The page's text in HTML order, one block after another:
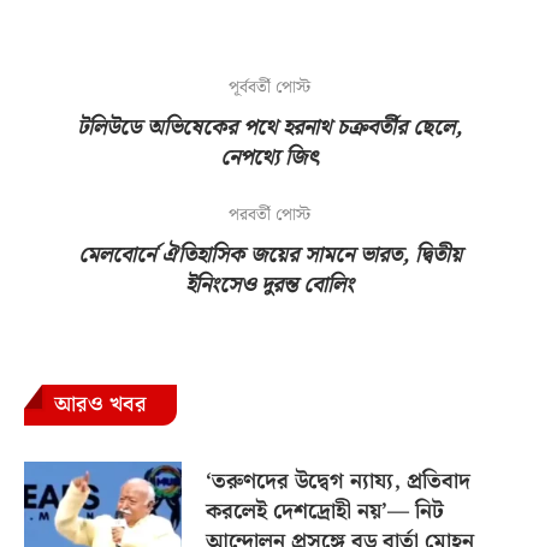
পূর্ববর্তী পোস্ট
টলিউডে অভিষেকের পথে হরনাথ চক্রবর্তীর ছেলে,
নেপথ্যে জিৎ
পরবর্তী পোস্ট
মেলবোর্নে ঐতিহাসিক জয়ের সামনে ভারত, দ্বিতীয়
ইনিংসেও দুরন্ত বোলিং
আরও খবর
‘তরুণদের উদ্বেগ ন্যায্য, প্রতিবাদ
করলেই দেশদ্রোহী নয়’— নিট